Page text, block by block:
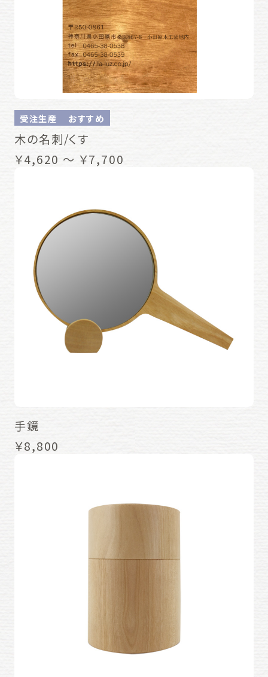
受注生産 おすすめ
木の名刺/くす
￥4,620 ～ ￥7,700
手鏡
￥8,800